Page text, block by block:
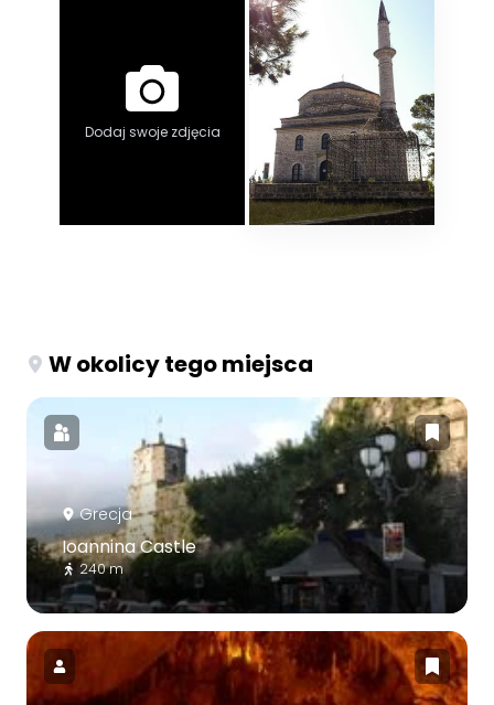
Dodaj swoje zdjęcia
W okolicy tego miejsca
Grecja
Ioannina Castle
240 m